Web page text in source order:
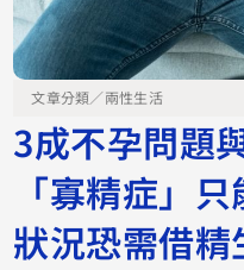
文章分類／ 兩性生活
3成不孕問題
「寡精症」
狀況恐需借精